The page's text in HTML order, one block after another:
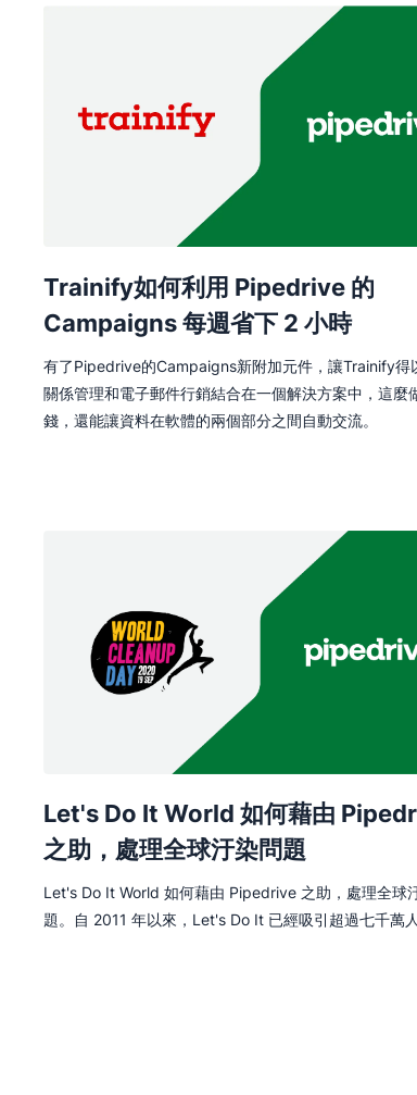
Trainify如何利用 Pipedrive 的
Campaigns 每週省下 2 小時
有了Pipedrive的Campaigns新附加元件，讓Trainify得
關係管理和電子郵件行銷結合在一個解決方案中，這麼
錢，還能讓資料在軟體的兩個部分之間自動交流。
Let's Do It World 如何藉由
之助，處理全球汙染問題
Let's Do It World 如何藉由 Pipedrive 之助，處理全球
題。自 2011 年以來，Let's Do It 已經吸引超過七千萬人